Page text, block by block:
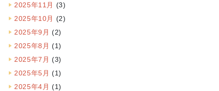
2025年11月 (3)
2025年10月 (2)
2025年9月 (2)
2025年8月 (1)
2025年7月 (3)
2025年5月 (1)
2025年4月 (1)